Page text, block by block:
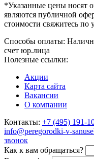
*Указанные цены носят
являются публичной
стоимости свяжитесь по
Способы оплаты:
счет юр.лица
Полезные ссылки:
Акции
Карта сайта
Вакансии
О компании
Контакты: +7 (495) 191-
info@peregorodki-v-
звонок
Как к вам обращаться?